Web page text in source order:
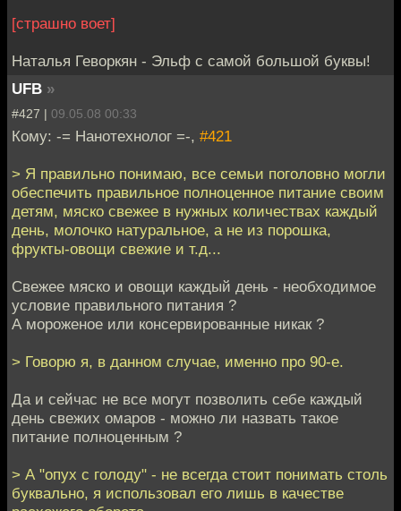
[страшно воет]
Наталья Геворкян - Эльф с самой большой буквы!
UFB »
#427 | 09.05.08 00:33
Кому: -= Нанотехнолог =-, #421
> Я правильно понимаю, все семьи поголовно могли
обеспечить правильное полноценное питание своим
детям, мяско свежее в нужных количествах каждый
день, молочко натуральное, а не из порошка,
фрукты-овощи свежие и т.д...
Свежее мяско и овощи каждый день - необходимое
условие правильного питания ?
А мороженое или консервированные никак ?
> Говорю я, в данном случае, именно про 90-е.
Да и сейчас не все могут позволить себе каждый
день свежих омаров - можно ли назвать такое
питание полноценным ?
> А "опух с голоду" - не всегда стоит понимать столь
буквально, я использовал его лишь в качестве